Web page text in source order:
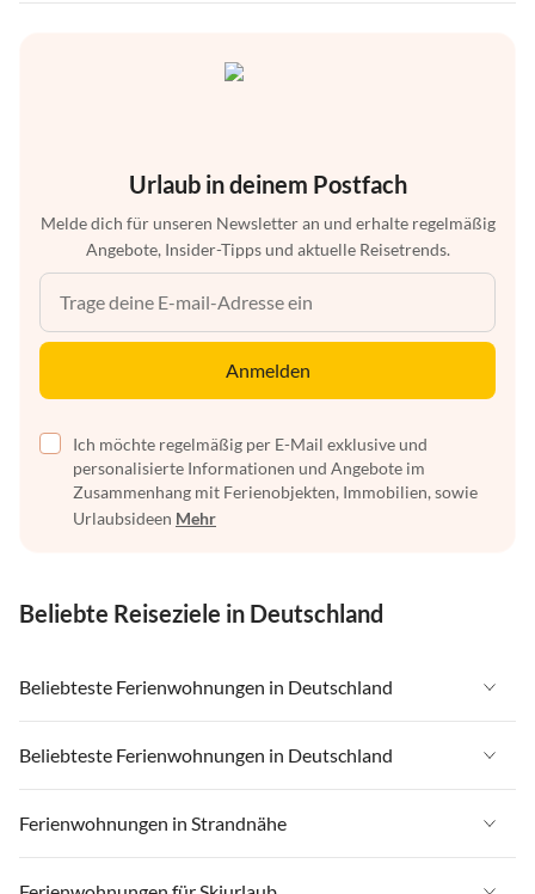
Urlaub in deinem Postfach
Melde dich für unseren Newsletter an und erhalte regelmäßig
Angebote, Insider-Tipps und aktuelle Reisetrends.
Anmelden
Ich möchte regelmäßig per E-Mail exklusive und
personalisierte Informationen und Angebote im
Zusammenhang mit Ferienobjekten, Immobilien, sowie
Urlaubsideen Mehr
Beliebte Reiseziele in Deutschland
Beliebteste Ferienwohnungen in Deutschland
Ferienwohnungen in Deutschland
Ferienwohnungen in Ostsee
Ferienwohnungen in Nordsee
Beliebteste Ferienwohnungen in Deutschland
Ferienwohnungen in Deutschland
Ferienwohnungen in Ostsee
Ferienwohnungen in Strandnähe
Ferienwohnungen in Strandnähe in Deutschland